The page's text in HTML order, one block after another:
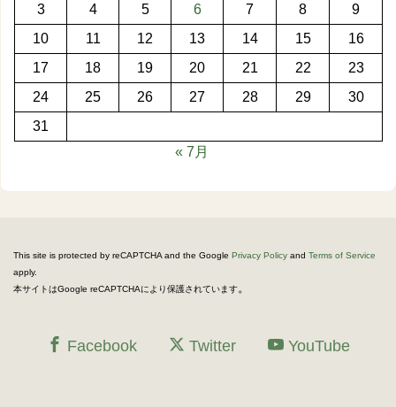
3
4 5 6 7 8
9
10
11 12 13 14 15
16
17
18 19 20 21 22
23
24
25 26 27 28 29
30
31
« 7月
This site is protected by reCAPTCHA and the Google Privacy Policy and Terms of Service
apply.
本サイトはGoogle reCAPTCHAにより保護されています。
Facebook Twitter YouTube